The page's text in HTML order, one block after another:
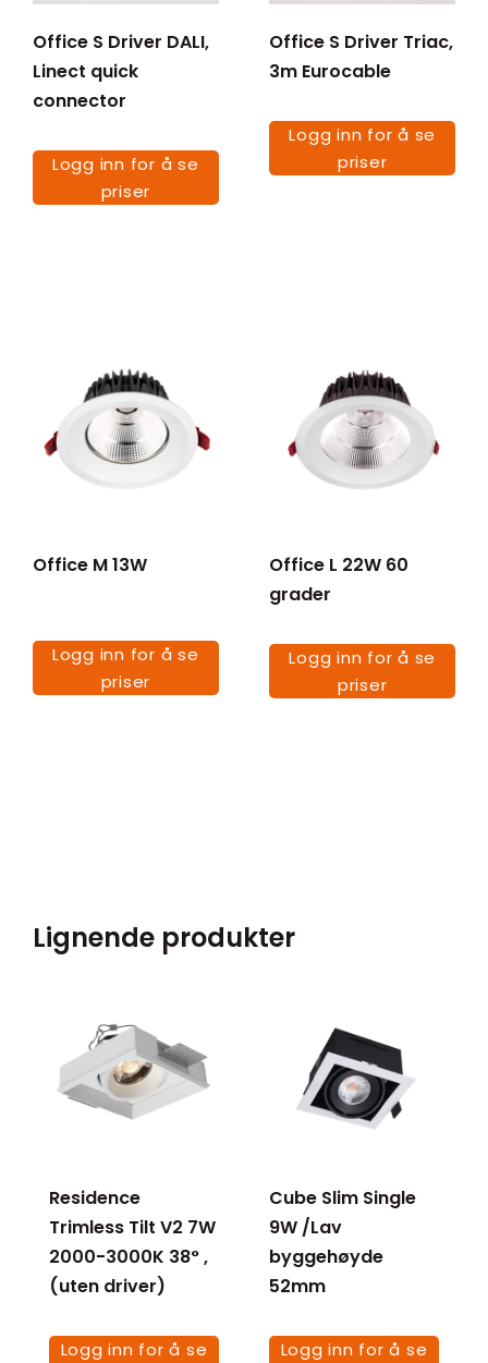
Office S Driver DALI,
Linect quick
connector
Logg inn for å se
priser
Office S Driver Triac,
3m Eurocable
Logg inn for å se
priser
Office M 13W
Logg inn for å se
priser
Office L 22W 60
grader
Logg inn for å se
priser
Lignende produkter
Residence
Trimless Tilt V2 7W
2000-3000K 38° ,
(uten driver)
Logg inn for å se
Cube Slim Single
9W /Lav
byggehøyde
52mm
Logg inn for å se